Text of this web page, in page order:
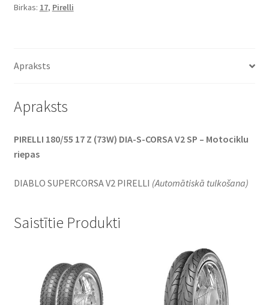
Birkas: 17, Pirelli
Apraksts
Apraksts
PIRELLI 180/55 17 Z (73W) DIA-S-CORSA V2 SP – Motociklu
riepas
DIABLO SUPERCORSA V2 PIRELLI (Automātiskā tulkošana)
Saistītie Produkti